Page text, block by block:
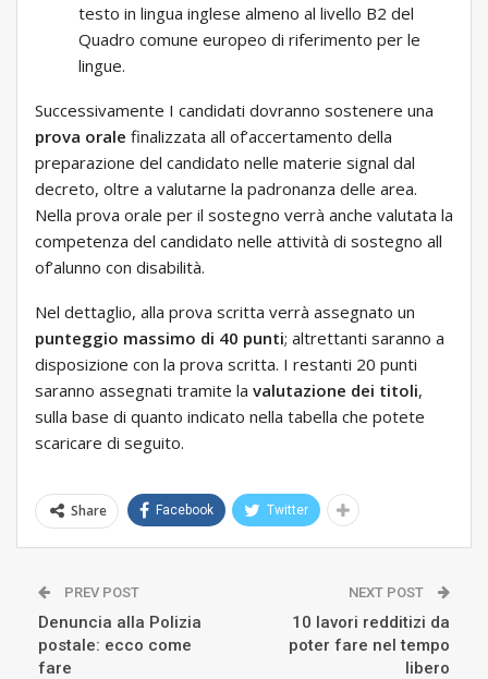
testo in lingua inglese almeno al livello B2 del
Quadro comune europeo di riferimento per le
lingue.
Successivamente I candidati dovranno sostenere una
prova orale finalizzata all of’accertamento della
preparazione del candidato nelle materie signal dal
decreto, oltre a valutarne la padronanza delle area.
Nella prova orale per il sostegno verrà anche valutata la
competenza del candidato nelle attività di sostegno all
of’alunno con disabilità.
Nel dettaglio, alla prova scritta verrà assegnato un
punteggio massimo di 40 punti; altrettanti saranno a
disposizione con la prova scritta. I restanti 20 punti
saranno assegnati tramite la valutazione dei titoli,
sulla base di quanto indicato nella tabella che potete
scaricare di seguito.
Share Facebook Twitter
PREV POST
Denuncia alla Polizia
postale: ecco come
fare
NEXT POST
10 lavori redditizi da
poter fare nel tempo
libero